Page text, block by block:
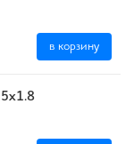
в корзину